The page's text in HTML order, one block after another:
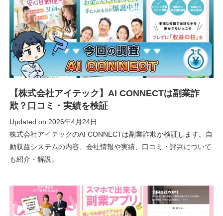
【株式会社アイテック】AI CONNECTは副業詐
欺？口コミ・実績を検証
Updated on 2026年4月24日
株式会社アイテックのAI CONNECTは副業詐欺か検証します。自
動収益システムの内容、会社情報や実績、口コミ・評判について
も紹介・解説。